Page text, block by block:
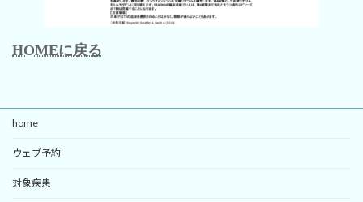
HOMEに戻る
home
ウェブ予約
対象疾患